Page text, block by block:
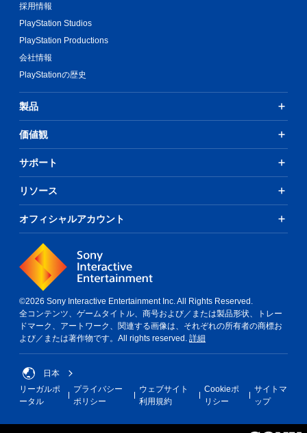
採用情報
PlayStation Studios
PlayStation Productions
会社情報
PlayStationの歴史
製品
価値観
サポート
リソース
オフィシャルアカウント
©2026 Sony Interactive Entertainment Inc. All Rights Reserved.
全コンテンツ、ゲームタイトル、商号および／または製品形状、トレー
ドマーク、アートワーク、関連する画像は、それぞれの所有者の商標お
よび／または著作物です。All rights reserved. 詳細
日本
リーガルポ
ータル
プライバシー
ポリシー
ウェブサイト
利用規約
Cookieポ
リシー
サイトマ
ップ